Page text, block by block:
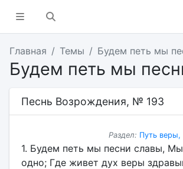
Главная Темы Будем петь мы
Будем петь мы
Песнь Возрождения, № 193
Раздел: Путь веры,
1. Будем петь мы песни славы,
одно; Где живет дух веры